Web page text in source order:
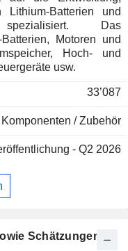
Lithium-Batterien und
spezialisiert. Das
Motoren und
Hoch- und
usw.
33’087
/ Zubehör
- Q2 2026
Schätzungen